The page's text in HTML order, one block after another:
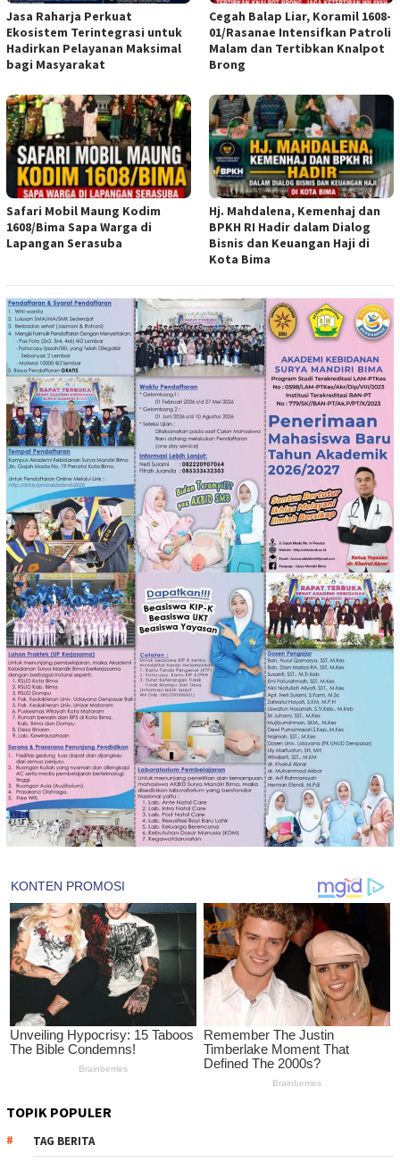
Jasa Raharja Perkuat
Ekosistem Terintegrasi untuk
Hadirkan Pelayanan Maksimal
bagi Masyarakat
Cegah Balap Liar, Koramil 1608-
01/Rasanae Intensifkan Patroli
Malam dan Tertibkan Knalpot
Brong
Safari Mobil Maung Kodim
1608/Bima Sapa Warga di
Lapangan Serasuba
Hj. Mahdalena, Kemenhaj dan
BPKH RI Hadir dalam Dialog
Bisnis dan Keuangan Haji di
Kota Bima
TOPIK POPULER
TAG BERITA